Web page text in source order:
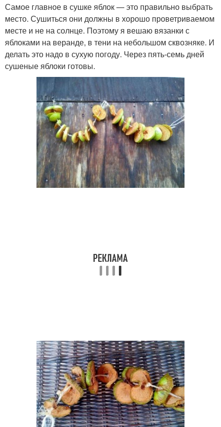
Самое главное в сушке яблок — это правильно выбрать
место. Сушиться они должны в хорошо проветриваемом
месте и не на солнце. Поэтому я вешаю вязанки с
яблоками на веранде, в тени на небольшом сквозняке. И
делать это надо в сухую погоду. Через пять-семь дней
сушеные яблоки готовы.